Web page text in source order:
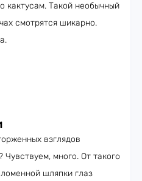
кактусам. Такой необычный
смотрятся шикарно.
взглядов
Чувствуем, много. От такого
шляпки глаз